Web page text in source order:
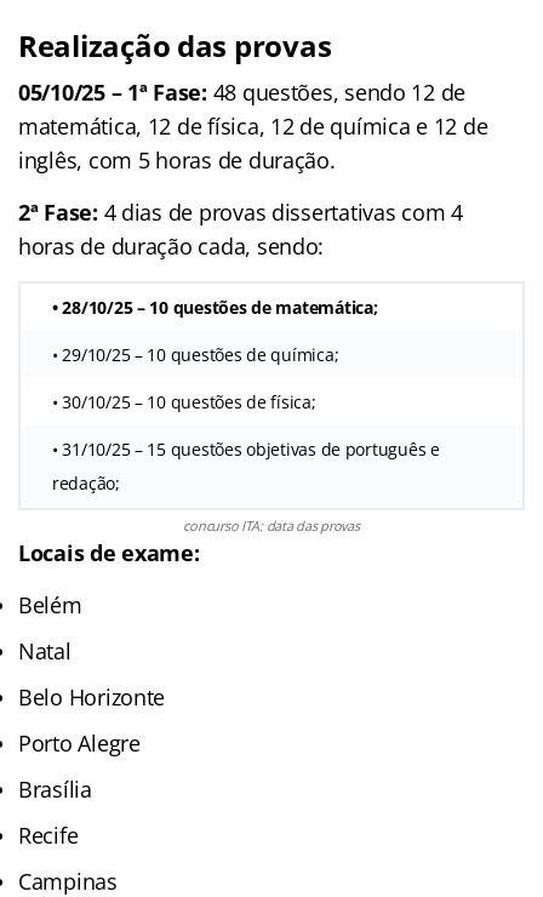
Realização das provas
05/10/25 – 1ª Fase: 48 questões, sendo 12 de
matemática, 12 de física, 12 de química e 12 de
inglês, com 5 horas de duração.
2ª Fase: 4 dias de provas dissertativas com 4
horas de duração cada, sendo:
• 28/10/25 – 10 questões de matemática;
• 29/10/25 – 10 questões de química;
• 30/10/25 – 10 questões de física;
• 31/10/25 – 15 questões objetivas de português e
redação;
concurso ITA: data das provas
Locais de exame:
Belém
Natal
Belo Horizonte
Porto Alegre
Brasília
Recife
Campinas